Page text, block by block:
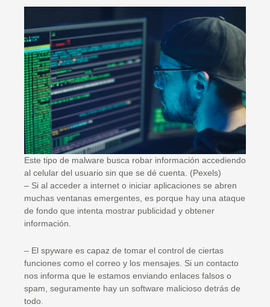
Este tipo de malware busca robar información accediendo
al celular del usuario sin que se dé cuenta. (Pexels)
– Si al acceder a internet o iniciar aplicaciones se abren
muchas ventanas emergentes, es porque hay una ataque
de fondo que intenta mostrar publicidad y obtener
información.
– El spyware es capaz de tomar el control de ciertas
funciones como el correo y los mensajes. Si un contacto
nos informa que le estamos enviando enlaces falsos o
spam, seguramente hay un software malicioso detrás de
todo.